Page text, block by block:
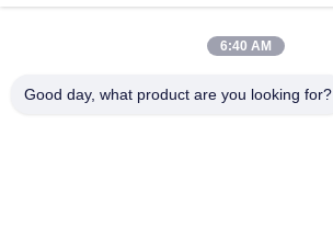
0086-592-5636807
6:40 AM
Good day, what product are you looking for?